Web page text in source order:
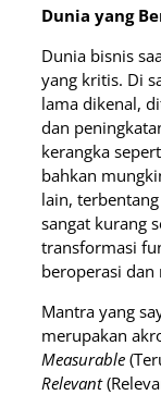
Dunia yang
Dunia bisnis
yang kritis. Di
lama dikenal,
dan
kerangka
bahkan
lain,
sangat kurang
transformasi
beroperasi
Mantra yang
merupakan
Measurable
Relevant